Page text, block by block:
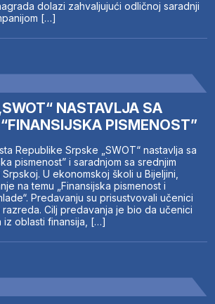
dolazi zahvaljujući odličnoj saradnji
[…]
NASTAVLJA SA
PISMENOST”
Republike Srpske „SWOT“ nastavlja sa
pismenost” i saradnjom sa srednjim
U ekonomskoj školi u Bijeljini,
na temu „Finansijska pismenost i
Predavanju su prisustvovali učenici
Cilj predavanja je bio da učenici
iz oblasti finansija, […]